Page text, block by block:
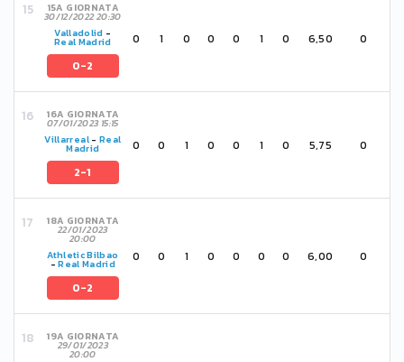
15A GIORNATA
30/12/2022 20:30
Valladolid -
Real Madrid
0-2
0 1 0 0 0 1 0 6,50 0
16A GIORNATA
07/01/2023 15:15
Villarreal- Real
Madrid
2-1
0 0 1 0 0 1 0 5,75 0
18A GIORNATA
22/01/2023
20:00
Athletic Bilbao
-Real Madrid
0-2
0 0 1 0 0 0 0 6,00 0
19A GIORNATA
29/01/2023
20:00